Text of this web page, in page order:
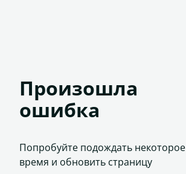
Произошла
ошибка
Попробуйте подождать некоторое
время и обновить страницу